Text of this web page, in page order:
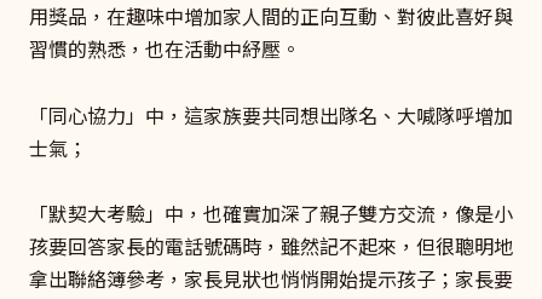
用獎品，在趣味中增加家人間的正向互動、對彼此喜好與
習慣的熟悉，也在活動中紓壓。
「同心協力」中，這家族要共同想出隊名、大喊隊呼增加
士氣；
「默契大考驗」中，也確實加深了親子雙方交流，像是小
孩要回答家長的電話號碼時，雖然記不起來，但很聰明地
拿出聯絡簿參考，家長見狀也悄悄開始提示孩子；家長要